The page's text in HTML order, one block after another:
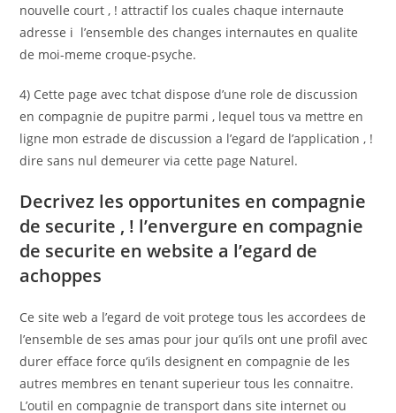
nouvelle court , ! attractif los cuales chaque internaute
adresse i l’ensemble des changes internautes en qualite
de moi-meme croque-psyche.
4) Cette page avec tchat dispose d’une role de discussion
en compagnie de pupitre parmi , lequel tous va mettre en
ligne mon estrade de discussion a l’egard de l’application , !
dire sans nul demeurer via cette page Naturel.
Decrivez les opportunites en compagnie
de securite , ! l’envergure en compagnie
de securite en website a l’egard de
achoppes
Ce site web a l’egard de voit protege tous les accordees de
l’ensemble de ses amas pour jour qu’ils ont une profil avec
durer efface force qu’ils designent en compagnie de les
autres membres en tenant superieur tous les connaitre.
L’outil en compagnie de transport dans site internet ou